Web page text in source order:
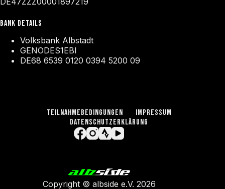
BANK DETAILS
Volksbank Albstadt
GENODES1EBI
DE68 6539 0120 0394 5200 09
TEILNAHMEBEDINGUNGEN
IMPRESSUM
DATENSCHUTZERKLÄRUNG
Copyright © albside e.V. 2026